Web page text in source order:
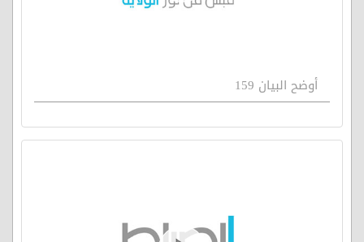
أوضح البيان 159